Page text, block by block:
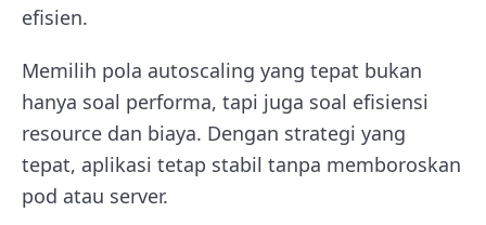
efisien.
Memilih pola autoscaling yang tepat bukan
hanya soal performa, tapi juga soal efisiensi
resource dan biaya. Dengan strategi yang
tepat, aplikasi tetap stabil tanpa memboroskan
pod atau server.